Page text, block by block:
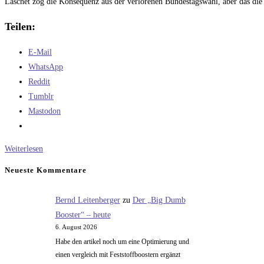
Teilen:
E-Mail
WhatsApp
Reddit
Tumblr
Mastodon
Weiterlesen
Neueste Kommentare
Bernd Leitenbergerzu Der „Big Dumb
Booster“ – heute
6. August 2026
Habe den artikel noch um eine Optimierung und
einen vergleich mit Feststoffboostern ergänzt